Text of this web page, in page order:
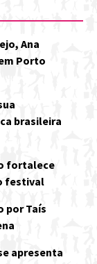
Ana
Porto
brasileira
fortalece
festival
por Taís
apresenta